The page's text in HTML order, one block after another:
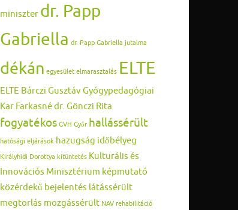
miniszter dr. Papp
Gabriella dr. Papp Gabriella jutalma
dékán egyesület elmarasztalás ELTE
ELTE Bárczi Gusztáv Gyógypedagógiai
Kar Farkasné dr. Gönczi Rita
fogyatékos GVH Győr hallássérült
hatósági eljárások hazugság időbélyeg
Királyhidi Dorottya kitüntetés Kulturális és
Innovációs Minisztérium képmutató
közérdekű bejelentés látássérült
megtorlás mozgássérült NAV rehabilitáció